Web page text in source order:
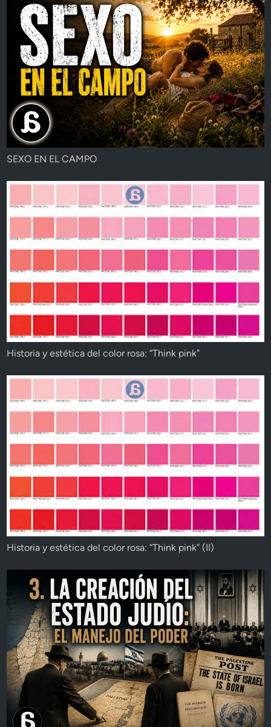
SEXO EN EL CAMPO
Historia y estética del color rosa: “Think pink”
Historia y estética del color rosa: “Think pink” (II)